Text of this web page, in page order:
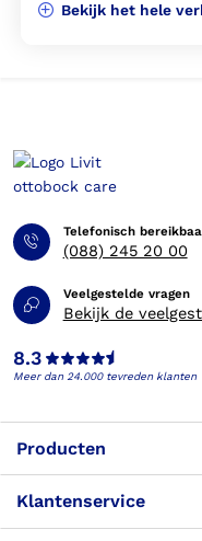
Bekijk het hele
Telefonisch
(088) 245 20 00
Veelgestelde vragen
Bekijk de
8.3
Meer dan 24.000 tevreden klanten
Producten
Klantenservice